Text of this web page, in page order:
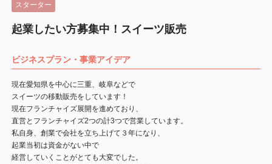
スターター
起業したい方募集中！スイーツ販売
ビジネスプラン・事業アイデア
現在愛知県を中心に三重、岐阜などで
スイーツの移動販売をしています！
現在フランチャイズ展開を進めており、
直営とフランチャイズ2つの計3つで営業しています。
私自身、創業で会社を立ち上げて３年になり、
起業当初は資金がない中で
経営していくことがとても大変でした。